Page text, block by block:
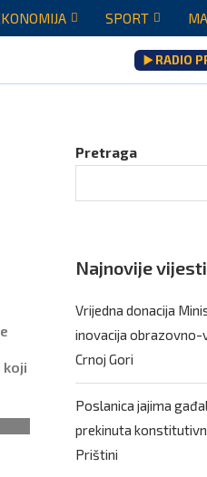
SPORT
▶️ RADIO
koji
Pretraga
Najnovije vijesti
Vrijedna donacija
inovacija obrazovno-
Crnoj Gori
Poslanica jajima
prekinuta
Prištini